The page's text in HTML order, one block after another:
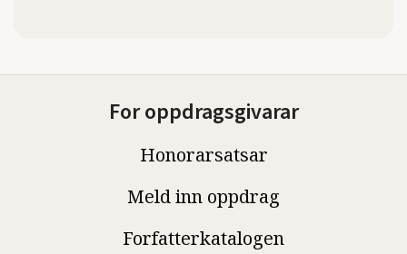
For oppdragsgivarar
Honorarsatsar
Meld inn oppdrag
Forfatterkatalogen